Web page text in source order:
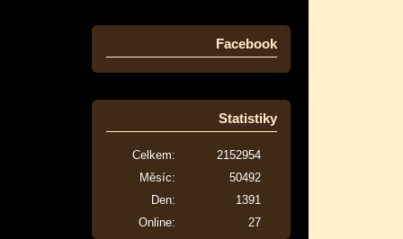
Facebook
Statistiky
Online: 27
Celkem:
2152954
Měsíc:
50492
Den:
1391